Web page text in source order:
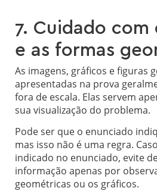
7. Cuidado com
e as formas
As imagens, gráficos e figuras
apresentadas na prova
fora de escala. Elas servem
sua visualização do problema.
Pode ser que o enunciado
mas isso não é uma regra.
indicado no enunciado, evite
informação apenas por
geométricas ou os gráficos.